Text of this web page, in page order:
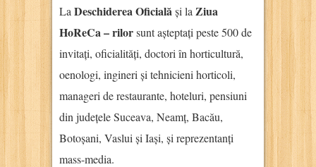
La Deschiderea Oficialăși la Ziua
HoReCa – rilorsunt așteptați peste 500 de
invitați, oficialități, doctori în horticultură,
oenologi, ingineri și tehnicieni horticoli,
manageri de restaurante, hoteluri, pensiuni
din județele Suceava, Neamț, Bacău,
Botoșani, Vaslui și Iași, și reprezentanți
mass-media.